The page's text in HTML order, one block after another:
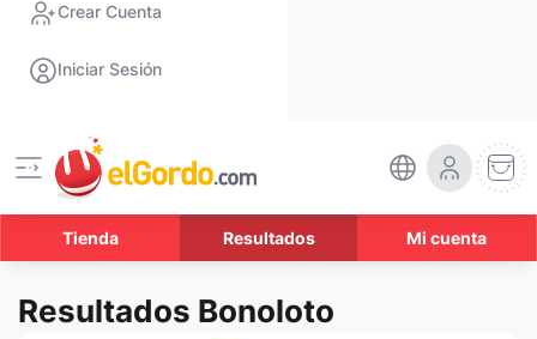
Crear Cuenta
Iniciar Sesión
Tienda Resultados Mi cuenta
Resultados Bonoloto